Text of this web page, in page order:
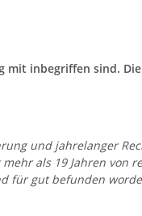
inbegriffen sind.
und jahrelanger
als 19 Jahren von
für gut befunden